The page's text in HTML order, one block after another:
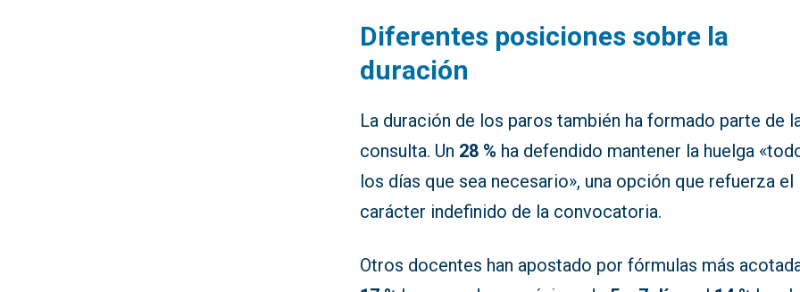
Diferentes posiciones sobre la
duración
La duración de los paros también ha formado parte de
consulta. Un 28 % ha defendido mantener la huelga
los días que sea necesario», una opción que refuerza el
carácter indefinido de la convocatoria.
Otros docentes han apostado por fórmulas más